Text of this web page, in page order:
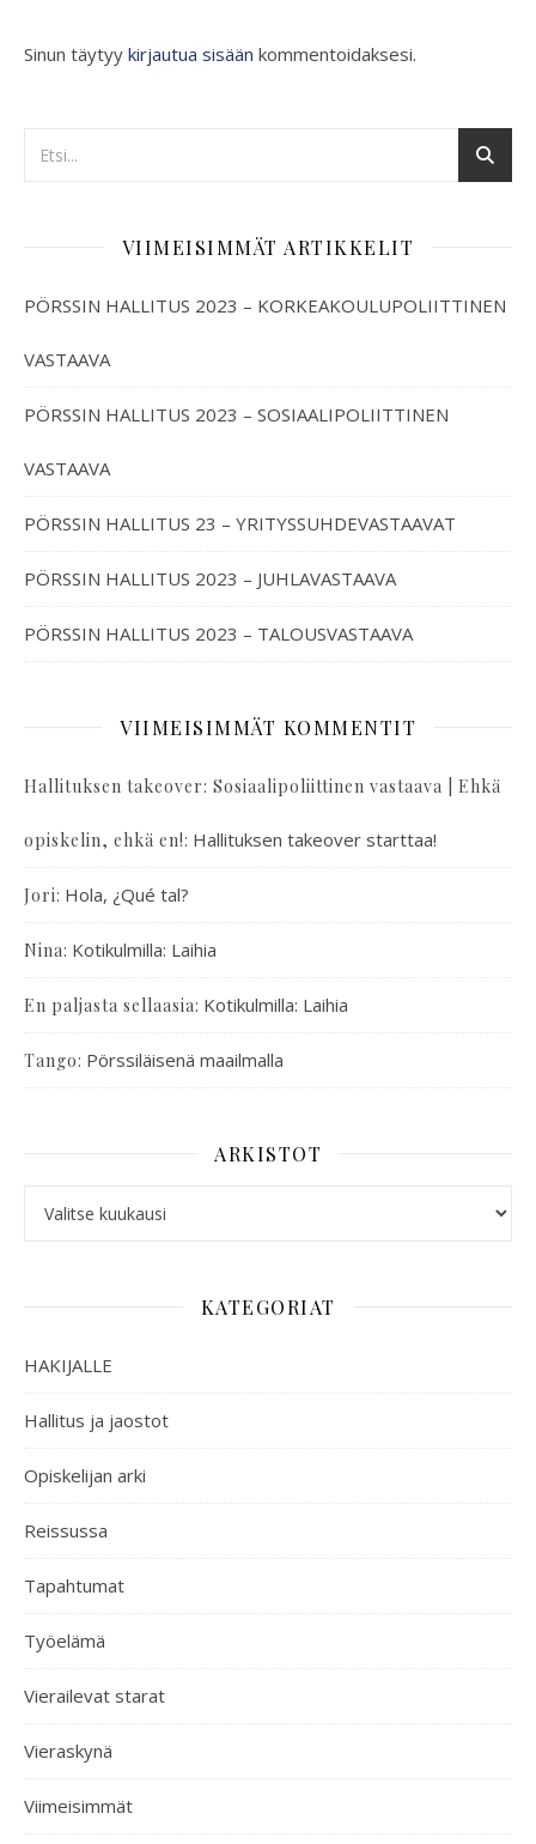
Sinun täytyy kirjautua sisään kommentoidaksesi.
VIIMEISIMMÄT ARTIKKELIT
PÖRSSIN HALLITUS 2023 – KORKEAKOULUPOLIITTINEN
VASTAAVA
PÖRSSIN HALLITUS 2023 – SOSIAALIPOLIITTINEN
VASTAAVA
PÖRSSIN HALLITUS 23 – YRITYSSUHDEVASTAAVAT
PÖRSSIN HALLITUS 2023 – JUHLAVASTAAVA
PÖRSSIN HALLITUS 2023 – TALOUSVASTAAVA
VIIMEISIMMÄT KOMMENTIT
Hallituksen takeover: Sosiaalipoliittinen vastaava | Ehkä
opiskelin, ehkä en!: Hallituksen takeover starttaa!
Jori: Hola, ¿Qué tal?
Nina: Kotikulmilla: Laihia
En paljasta sellaasia: Kotikulmilla: Laihia
Tango: Pörssiläisenä maailmalla
ARKISTOT
KATEGORIAT
HAKIJALLE
Hallitus ja jaostot
Opiskelijan arki
Reissussa
Tapahtumat
Työelämä
Vierailevat starat
Vieraskynä
Viimeisimmät